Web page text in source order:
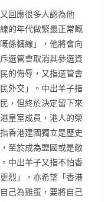
回應很多人認為他
的年代做緊最正常嘅
係黐線」，他將會向
選管會取消其參選資
的侮辱，又指選管會
外交」。中出羊子指
，但終於決定留下來
皇室成員，港人的榮
香港建國獨立是歷史
至於成為盟國或是敵
中出羊子又指不怕香
烈」，亦希望「香港
己為雞蛋，要將自己